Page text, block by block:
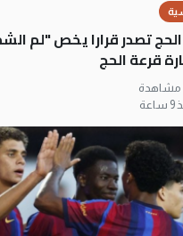
تصدر قرارا يخص "لم
قرعة الحج